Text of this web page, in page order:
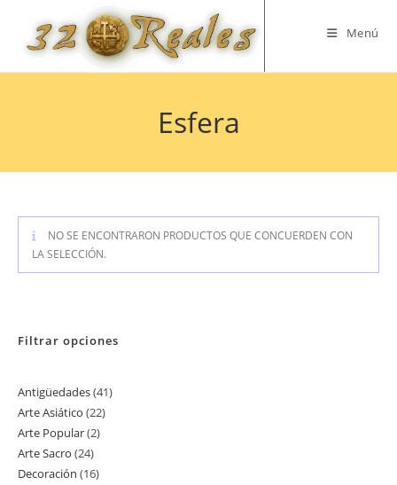
contenido
Menú
Esfera
NO SE ENCONTRARON PRODUCTOS QUE CONCUERDEN CON
LA SELECCIÓN.
Filtrar opciones
Antigüedades 4141
Arte Asiático 2222
Arte Popular 22
Arte Sacro 2424
productos
Decoración 1616